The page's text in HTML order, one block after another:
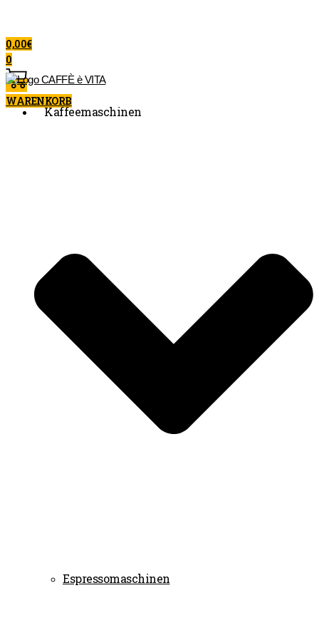
0,00€
0
WARENKORB
Kaffeemaschinen
Espressomaschinen